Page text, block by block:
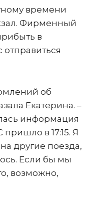
времени
Фирменный
в
отправиться
об
Екатерина. –
информация
в 17:15. Я
другие поезда,
Если бы мы
возможно,